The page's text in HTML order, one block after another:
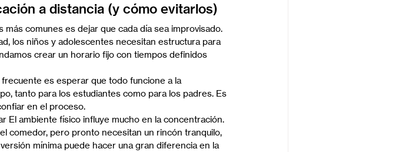
a distancia (y cómo evitarlos)
comunes es dejar que cada día sea improvisado.
los niños y adolescentes necesitan estructura para
crear un horario fijo con tiempos definidos
es esperar que todo funcione a la
tanto para los estudiantes como para los padres. Es
en el proceso.
El ambiente físico influye mucho en la concentración.
comedor, pero pronto necesitan un rincón tranquilo,
mínima puede hacer una gran diferencia en la